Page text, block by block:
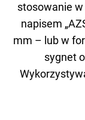
stosowanie
napisem
mm – lub w
sygnet